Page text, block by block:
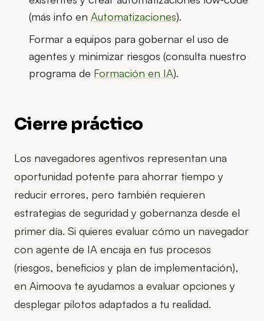
(más info en Automatizaciones).
Formar a equipos para gobernar el uso de
agentes y minimizar riesgos (consulta nuestro
programa de Formación en IA).
Cierre práctico
Los navegadores agentivos representan una
oportunidad potente para ahorrar tiempo y
reducir errores, pero también requieren
estrategias de seguridad y gobernanza desde el
primer día. Si quieres evaluar cómo un navegador
con agente de IA encaja en tus procesos
(riesgos, beneficios y plan de implementación),
en Aimoova te ayudamos a evaluar opciones y
desplegar pilotos adaptados a tu realidad.